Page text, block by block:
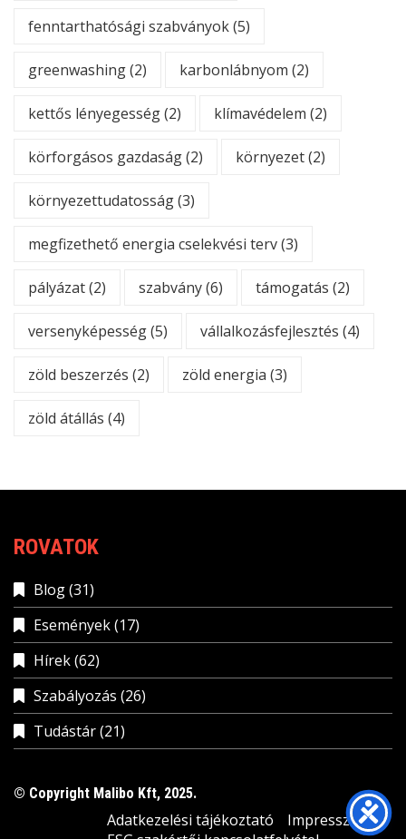
fenntarthatósági szabványok(5)
greenwashing(2) karbonlábnyom (2)
kettős lényegesség(2) klímavédelem (2)
körforgásos gazdaság(2) környezet(2)
környezettudatosság(3)
megfizethető energia cselekvési terv(3)
pályázat(2) szabvány(6) támogatás (2)
versenyképesség(5) vállalkozásfejlesztés (4)
zöld beszerzés (2) zöld energia (3)
zöld átállás (4)
ROVATOK
Blog(31)
Események(17)
Hírek(62)
Szabályozás (26)
Tudástár(21)
© Copyright Malibo Kft, 2025.
Adatkezelési tájékoztató
Impresszum